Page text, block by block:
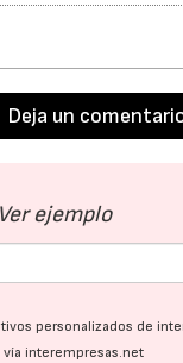
Deja un
Ver ejemplo
personalizados de
interempresas.net